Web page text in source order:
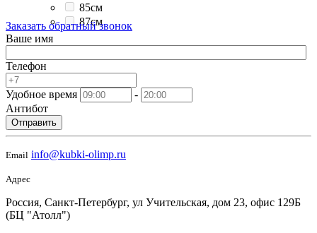
85см
87см
Заказать обратный звонок
Ваше имя
Телефон
Удобное время
-
Антибот
Отправить
Email info@kubki-olimp.ru
Адрес
Россия, Санкт-Петербург, ул Учительская, дом 23, офис 129Б
(БЦ "Атолл")